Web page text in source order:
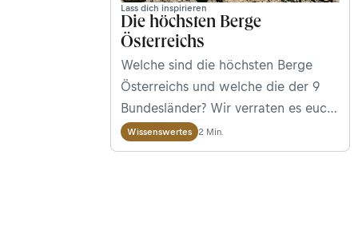
Lass dich inspirieren
Die höchsten Berge
Österreichs
Welche sind die höchsten Berge
Österreichs und welche die der 9
Bundesländer? Wir verraten es euch!
Weil die Einteilung letzterer aber gar
nicht so leicht ist, sind wir auf
Wissenswertes 2 Min.